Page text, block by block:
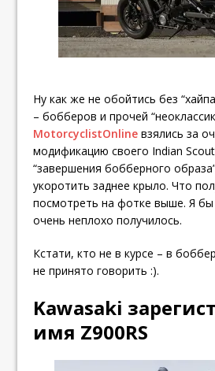
Ну как же не обойтись без
– бобберов и прочей
MotorcyclistOnline взялись за
модификацию своего Indian
“завершения бобберного
укоротить заднее крыло. Что
посмотреть на фотке выше. Я бы
очень неплохо получилось.
Кстати, кто не в курсе – в
не принято говорить :).
Kawasaki
имя Z900RS